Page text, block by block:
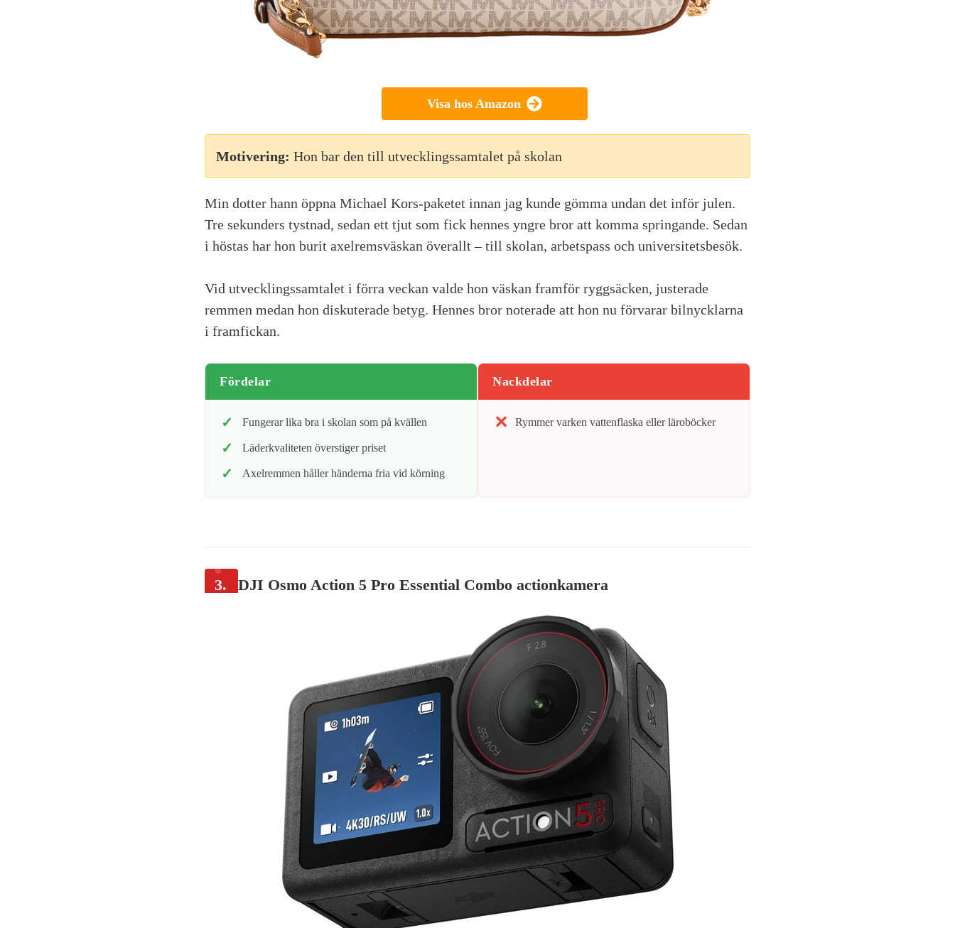
Visa hos Amazon
Motivering: Hon bar den till utvecklingssamtalet på skolan
Min dotter hann öppna Michael Kors-paketet innan jag kunde gömma undan det inför julen.
Tre sekunders tystnad, sedan ett tjut som fick hennes yngre bror att komma springande. Sedan
i höstas har hon burit axelremsväskan överallt – till skolan, arbetspass och universitetsbesök.
Vid utvecklingssamtalet i förra veckan valde hon väskan framför ryggsäcken, justerade
remmen medan hon diskuterade betyg. Hennes bror noterade att hon nu förvarar bilnycklarna
i framfickan.
Fördelar
Fungerar lika bra i skolan som på kvällen
Läderkvaliteten överstiger priset
Axelremmen håller händerna fria vid körning
Nackdelar
Rymmer varken vattenflaska eller läroböcker
3. DJI Osmo Action 5 Pro Essential Combo actionkamera